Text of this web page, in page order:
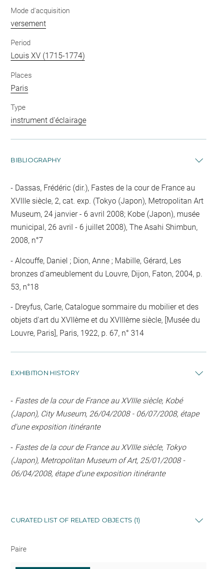
Mode d'acquisition
versement
Period
Louis XV (1715-1774)
Places
Paris
Type
instrument d'éclairage
BIBLIOGRAPHY
Dassas, Frédéric (dir.), Fastes de la cour de France au
XVIIIe siècle, 2, cat. exp. (Tokyo (Japon), Metropolitan Art
Museum, 24 janvier - 6 avril 2008; Kobe (Japon), musée
municipal, 26 avril - 6 juillet 2008), The Asahi Shimbun,
2008, n°7
Alcouffe, Daniel ; Dion, Anne ; Mabille, Gérard, Les
bronzes d'ameublement du Louvre, Dijon, Faton, 2004, p.
53, n°18
Dreyfus, Carle, Catalogue sommaire du mobilier et des
objets d'art du XVIIème et du XVIIIème siècle, [Musée du
Louvre, Paris], Paris, 1922, p. 67, n° 314
EXHIBITION HISTORY
- Fastes de la cour de France au XVIIIe siècle, Kobé
(Japon), City Museum, 26/04/2008 - 06/07/2008, étape
d'une exposition itinérante
- Fastes de la cour de France au XVIIIe siècle, Tokyo
(Japon), Metropolitan Museum of Art, 25/01/2008 -
06/04/2008, étape d'une exposition itinérante
CURATED LIST OF RELATED OBJECTS (1)
Paire